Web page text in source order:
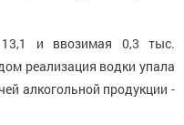
13,1 и ввозимая 0,3 тыс.
реализация водки упала
алкогольной продукции -